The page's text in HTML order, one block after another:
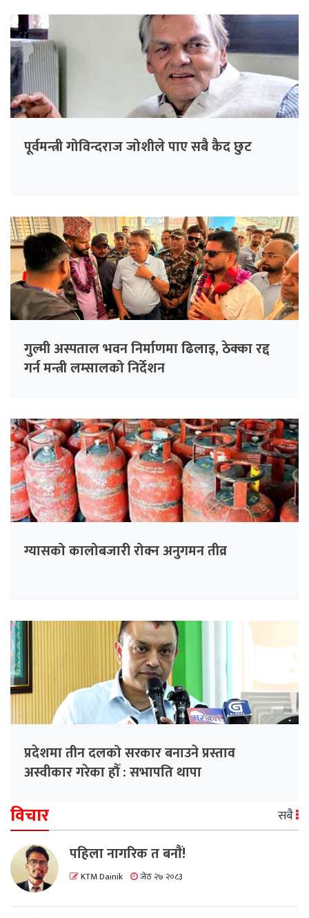
पूर्वमन्त्री गोविन्दराज जोशीले पाए सबै कैद छुट
गुल्मी अस्पताल भवन निर्माणमा ढिलाइ, ठेक्का रद्द
गर्न मन्त्री लम्सालको निर्देशन
ग्यासको कालोबजारी रोक्न अनुगमन तीव्र
प्रदेशमा तीन दलको सरकार बनाउने प्रस्ताव
अस्वीकार गरेका हौँ : सभापति थापा
विचार सबै
पहिला नागरिक त बनाैं!
KTM Dainik जेठ २७ २०८३